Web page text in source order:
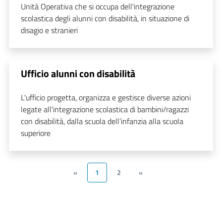
Unità Operativa che si occupa dell'integrazione
scolastica degli alunni con disabilità, in situazione di
disagio e stranieri
Ufficio alunni con disabilità
L'ufficio progetta, organizza e gestisce diverse azioni
legate all'integrazione scolastica di bambini/ragazzi
con disabilità, dalla scuola dell’infanzia alla scuola
superiore
« 1 2 »